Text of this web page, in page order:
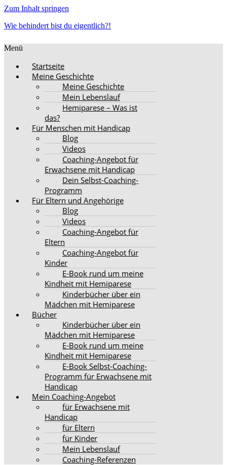
Zum Inhalt springen
Wie behindert bist du eigentlich?!
Menü
Startseite
Meine Geschichte
Meine Geschichte
Mein Lebenslauf
Hemiparese – Was ist
das?
Für Menschen mit Handicap
Blog
Videos
Coaching-Angebot für
Erwachsene mit Handicap
Dein Selbst-Coaching-
Programm
Für Eltern und Angehörige
Blog
Videos
Coaching-Angebot für
Eltern
Coaching-Angebot für
Kinder
E-Book rund um meine
Kindheit mit Hemiparese
Kinderbücher über ein
Mädchen mit Hemiparese
Bücher
Kinderbücher über ein
Mädchen mit Hemiparese
E-Book rund um meine
Kindheit mit Hemiparese
E-Book Selbst-Coaching-
Programm für Erwachsene mit
Handicap
Mein Coaching-Angebot
für Erwachsene mit
Handicap
für Eltern
für Kinder
Mein Lebenslauf
Coaching-Referenzen